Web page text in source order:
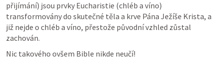
přijímání) jsou prvky Eucharistie (chléb a víno)
transformovány do skutečné těla a krve Pána Ježíše Krista, a
již nejde o chléb a víno, přestože původní vzhled zůstal
zachován.
Nic takového ovšem Bible nikde neučí!